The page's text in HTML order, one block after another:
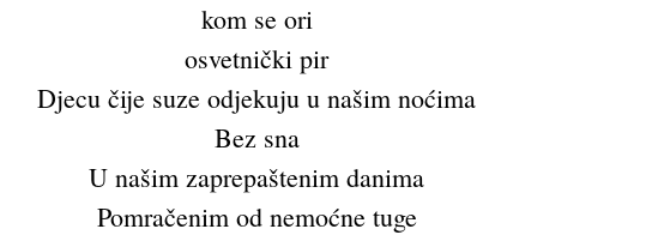
kom se ori
osvetnički pir
Djecu čije suze odjekuju u našim noćima
Bez sna
U našim zaprepaštenim danima
Pomračenim od nemoćne tuge